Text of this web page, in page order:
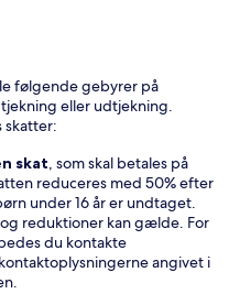
følgende gebyrer på
eller udtjekning.
skatter:
skat, som skal betales på
reduceres med 50% efter
under 16 år er undtaget.
reduktioner kan gælde. For
du kontakte
angivet i